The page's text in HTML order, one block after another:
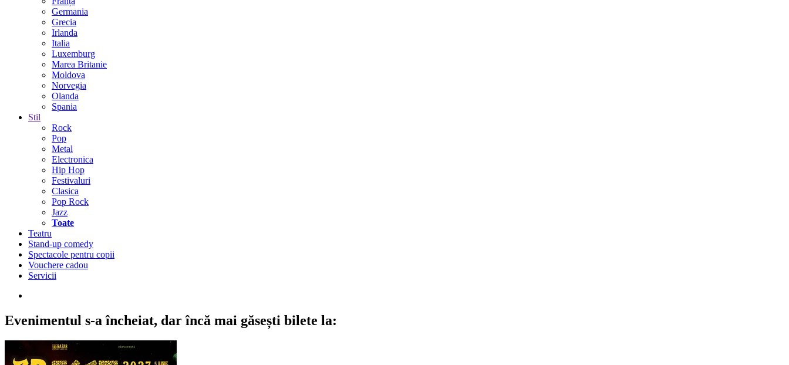
Germania
Grecia
Irlanda
Italia
Luxemburg
Marea Britanie
Moldova
Norvegia
Olanda
Spania
Stil
Rock
Pop
Metal
Electronica
Hip Hop
Festivaluri
Clasica
Pop Rock
Jazz
Toate
Teatru
Stand-up comedy
Spectacole pentru copii
Vouchere cadou
Servicii
Evenimentul s-a încheiat, dar încă mai găsești bilete la: